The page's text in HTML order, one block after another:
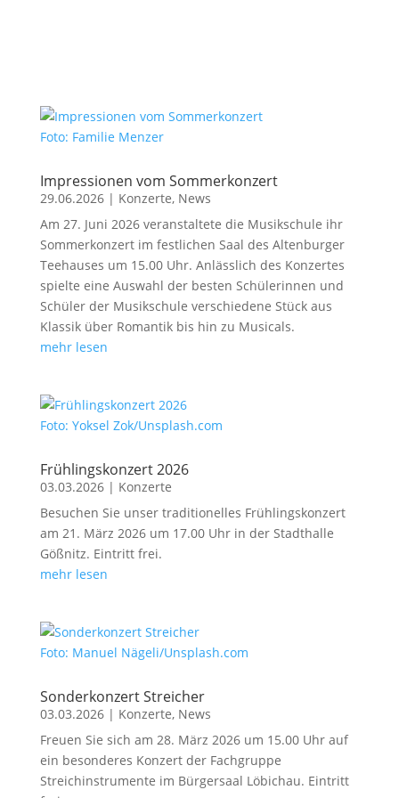
Foto: Familie Menzer
Impressionen vom Sommerkonzert
29.06.2026| Konzerte, News
Am 27. Juni 2026 veranstaltete die Musikschule ihr
Sommerkonzert im festlichen Saal des Altenburger
Teehauses um 15.00 Uhr. Anlässlich des Konzertes
spielte eine Auswahl der besten Schülerinnen und
Schüler der Musikschule verschiedene Stück aus
Klassik über Romantik bis hin zu Musicals.
mehr lesen
Foto: Yoksel Zok/Unsplash.com
Frühlings­konzert 2026
03.03.2026| Konzerte
Besuchen Sie unser traditionelles Frühlingskonzert
am 21. März 2026 um 17.00 Uhr in der Stadthalle
Gößnitz. Eintritt frei.
mehr lesen
Foto: Manuel Nägeli/Unsplash.com
Sonderkonzert Streicher
03.03.2026| Konzerte, News
Freuen Sie sich am 28. März 2026 um 15.00 Uhr auf
ein besonderes Konzert der Fachgruppe
Streichinstrumente im Bürgersaal Löbichau. Eintritt